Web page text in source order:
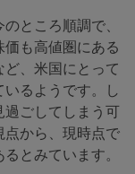
ところ順調で、
価も高値圏にある
、米国にとって
るようです。し
過ごしてしまう可
点から、現時点で
とみています。